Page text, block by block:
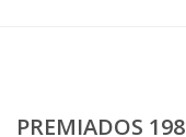
PREMIADOS